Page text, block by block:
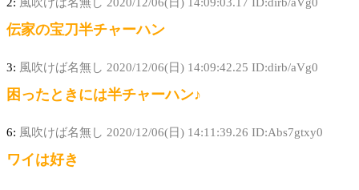
2: 風吹けば名無し 2020/12/06(日) 14:09:03.17 ID:dirb/aVg0
伝家の宝刀半チャーハン
3: 風吹けば名無し 2020/12/06(日) 14:09:42.25 ID:dirb/aVg0
困ったときには半チャーハン♪
6: 風吹けば名無し 2020/12/06(日) 14:11:39.26 ID:Abs7gtxy0
ワイは好き